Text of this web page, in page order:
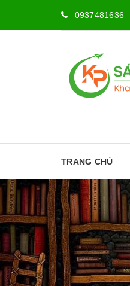
0937481636
TRANG CHỦ